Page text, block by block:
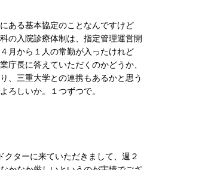
ある基本協定のことなんですけど
の入院診療体制は、指定管理運営開
月から１人の常勤が入ったけれど
庁長に答えていただくのかどうか、
、三重大学との連携もあるかと思う
ろしいか。１つずつで。
ターに来ていただきまして、週２